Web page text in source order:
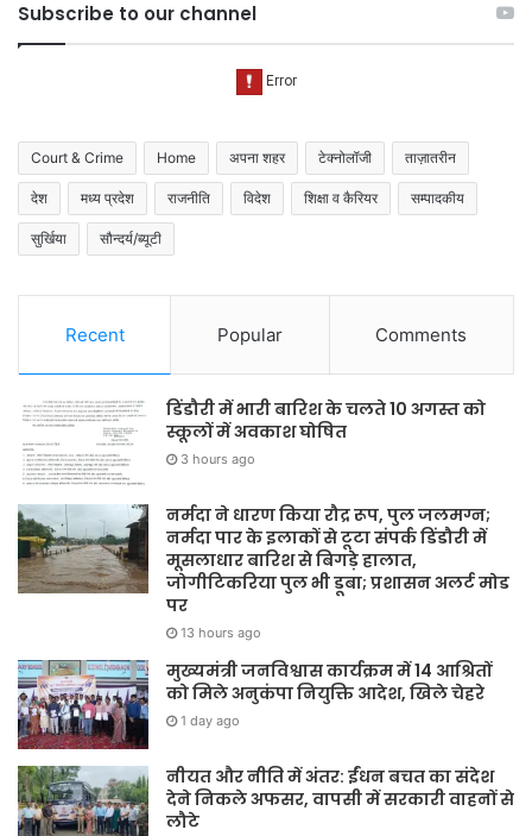
Subscribe to our channel
Court & Crime Home अपना शहर टेक्नोलॉजी ताज़ातरीन
देश मध्य प्रदेश राजनीति विदेश शिक्षा व कैरियर सम्पादकीय
सुर्खिया सौन्दर्य/ब्यूटी
Recent Popular Comments
डिंडौरी में भारी बारिश के चलते 10 अगस्त को
स्कूलों में अवकाश घोषित
3 hours ago
नर्मदा ने धारण किया रौद्र रूप, पुल जलमग्न;
नर्मदा पार के इलाकों से टूटा संपर्क डिंडौरी में
मूसलाधार बारिश से बिगड़े हालात,
जोगीटिकरिया पुल भी डूबा; प्रशासन अलर्ट मोड
पर
13 hours ago
मुख्यमंत्री जनविश्वास कार्यक्रम में 14 आश्रितों
को मिले अनुकंपा नियुक्ति आदेश, खिले चेहरे
1 day ago
नीयत और नीति में अंतर: ईंधन बचत का संदेश
देने निकले अफसर, वापसी में सरकारी वाहनों से
लौटे